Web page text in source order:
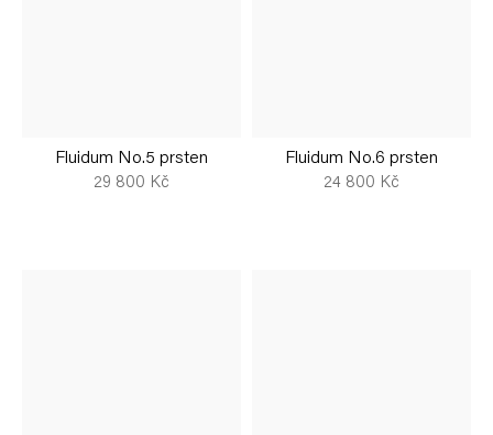
Fluidum No.5 prsten
29 800 Kč
Fluidum No.6 prsten
24 800 Kč